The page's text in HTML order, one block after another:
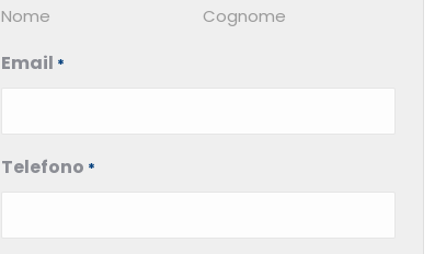
Nome Cognome
Email *
Telefono *